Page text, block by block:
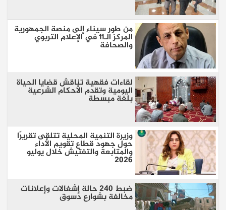
من طور سيناء إلى منصة الجمهورية
المركز الـ11 في الإعلام التربوي
والصحافة
لقاءات فقهية تناقش قضايا الحياة
اليومية وتقدم الأحكام الشرعية
بلغة مبسطة
وزيرة التنمية المحلية تتلقى تقريرًا
حول جهود قطاع تقويم الأداء
والمتابعة والتفتيش خلال يوليو
2026
ضبط 240 حالة إشغالات وإعلانات
مخالفة بشوارع دسوق